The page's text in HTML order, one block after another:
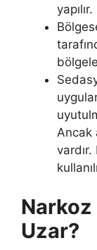
yapılır.
Ancak
Narkoz
Uzar?